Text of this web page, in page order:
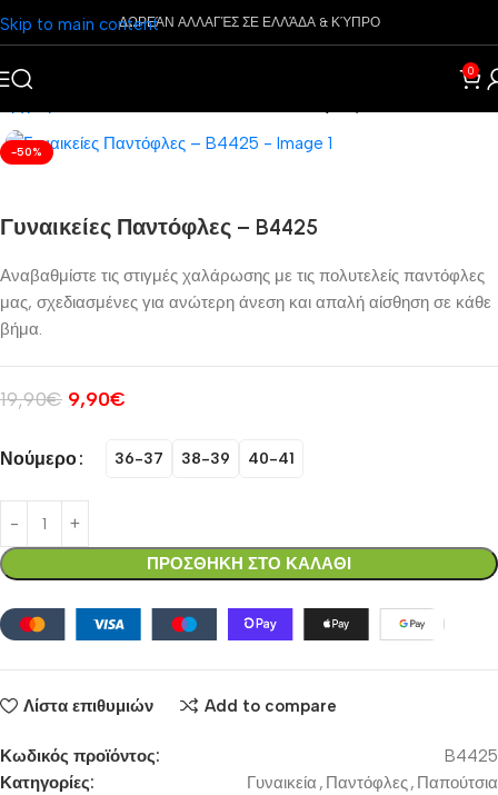
Skip to main contentΔΩΡΕΆΝ ΑΛΛΑΓΈΣ ΣΕ ΕΛΛΆΔΑ & ΚΎΠΡΟ
0
-50%
Γυναικείες Παντόφλες – B4425
Αναβαθμίστε τις στιγμές χαλάρωσης με τις πολυτελείς παντόφλες
μας, σχεδιασμένες για ανώτερη άνεση και απαλή αίσθηση σε κάθε
βήμα.
19,90€ 9,90€
Νούμερο 36-37 38-39 40-41
ΠΡΟΣΘΗΚΗ ΣΤΟ ΚΑΛΑΘΙ
Λίστα επιθυμιών Add to compare
Κωδικός προϊόντος:
B4425
Κατηγορίες:
Γυναικεία , Παντόφλες, Παπούτσια